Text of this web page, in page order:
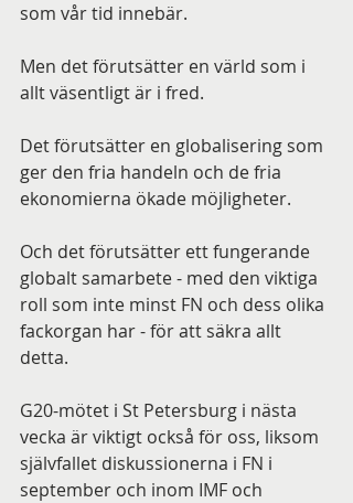
som vår tid innebär.
Men det förutsätter en värld som i
allt väsentligt är i fred.
Det förutsätter en globalisering som
ger den fria handeln och de fria
ekonomierna ökade möjligheter.
Och det förutsätter ett fungerande
globalt samarbete - med den viktiga
roll som inte minst FN och dess olika
fackorgan har - för att säkra allt
detta.
G20-mötet i St Petersburg i nästa
vecka är viktigt också för oss, liksom
självfallet diskussionerna i FN i
september och inom IMF och